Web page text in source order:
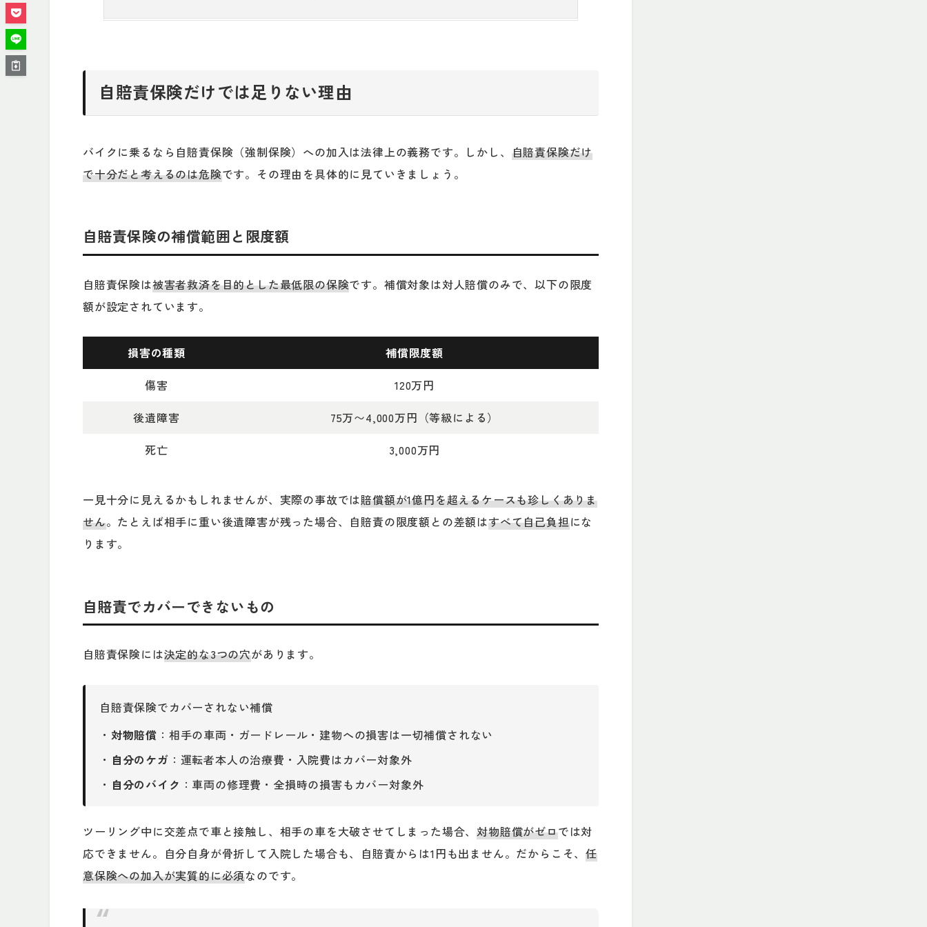
自賠責保険だけでは足りない理由
バイクに乗るなら自賠責保険（強制保険）への加入は法律上の義務です。しかし、 自賠責保険だけ
で十分だと考えるのは危険です。その理由を具体的に見ていきましょう。
自賠責保険の補償範囲と限度額
自賠責保険は被害者救済を目的とした最低限の保険です。補償対象は対人賠償のみで、以下の限度
額が設定されています。
損害の種類
補償限度額
傷害
120万円
後遺障害
75万〜4,000万円（等級による）
死亡
3,000万円
一見十分に見えるかもしれませんが、実際の事故では賠償額が1億円を超えるケースも珍しくありま
せん。たとえば相手に重い後遺障害が残った場合、自賠責の限度額との差額はすべて自己負担にな
ります。
自賠責でカバーできないもの
自賠責保険には決定的な3つの穴があります。
自賠責保険でカバーされない補償
・ 対物賠償 ：相手の車両・ガードレール・建物への損害は一切補償されない
・ 自分のケガ ：運転者本人の治療費・入院費はカバー対象外
・ 自分のバイク ：車両の修理費・全損時の損害もカバー対象外
ツーリング中に交差点で車と接触し、相手の車を大破させてしまった場合、対物賠償がゼロでは対
応できません。自分自身が骨折して入院した場合も、自賠責からは1円も出ません。だからこそ、任
意保険への加入が実質的に必須なのです。